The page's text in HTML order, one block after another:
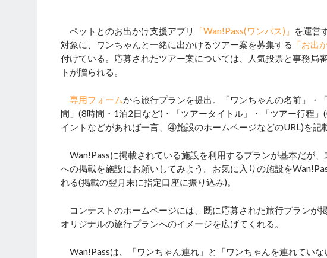
ペットとのお出かけ支援アプリ 「Wan!Pass(ワンパス)」
を運営
対象に、ワンちゃんと一緒に出かけるツアー案を募集する
「お出
付けている。応募されたツアー案については、人気投票と事務局
トが贈られる。
専用フォームから旅行プランを提出。「ワンちゃんの名前」・
間」(8時間・1泊2日など)・「ツアータイトル」・「ツアー行
イントなどがあれば一言、④施設のホームページなどのURL)を記
Wan!Passに掲載されている施設を利用するプランが基本だが
への掲載を施設にお願いしてみよう。お気に入りの施設を
れる(掲載の翌月末に指定口座に振り込み)。
コンテストのホームページには、既に応募された旅行プランが
オリジナルの旅行プランへのイメージを広げてくれる。
Wan!Passは、「ワンちゃん連れ」と「ワンちゃんを連れてい